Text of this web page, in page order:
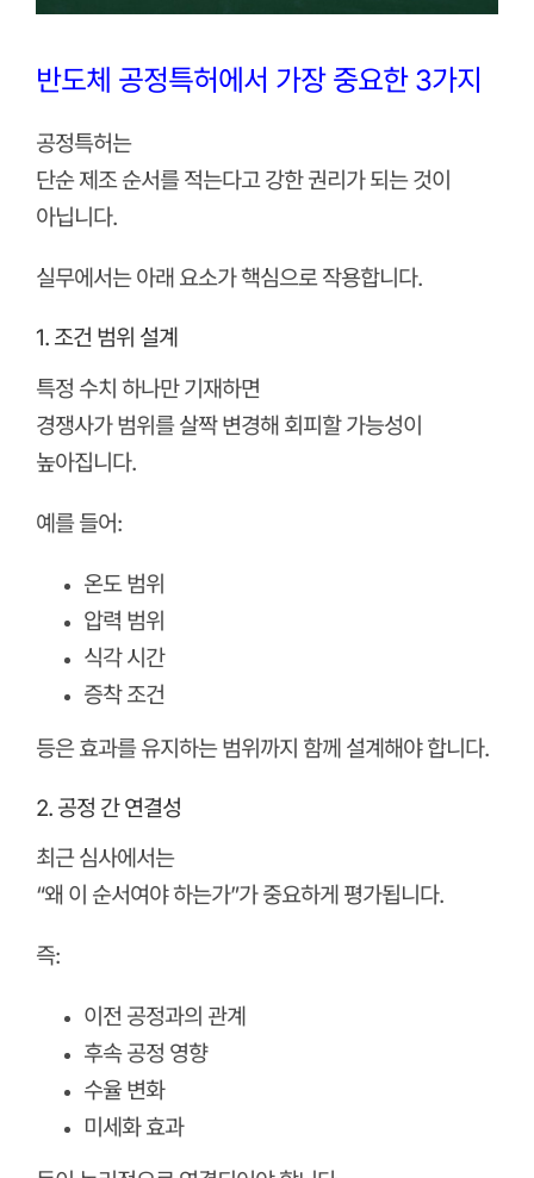
반도체 공정특허에서 가장 중요한 3가지
공정특허는
단순 제조 순서를 적는다고 강한 권리가 되는 것이
아닙니다.
실무에서는 아래 요소가 핵심으로 작용합니다.
1. 조건 범위 설계
특정 수치 하나만 기재하면
경쟁사가 범위를 살짝 변경해 회피할 가능성이
높아집니다.
예를 들어:
온도 범위
압력 범위
식각 시간
증착 조건
등은 효과를 유지하는 범위까지 함께 설계해야 합니다.
2. 공정 간 연결성
최근 심사에서는
“왜 이 순서여야 하는가”가 중요하게 평가됩니다.
즉:
이전 공정과의 관계
후속 공정 영향
수율 변화
미세화 효과